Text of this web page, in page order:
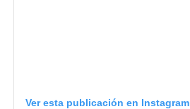
Ver esta publicación en Instagram